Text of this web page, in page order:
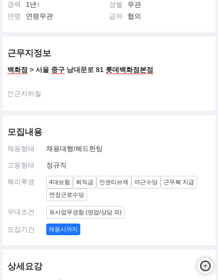
경력
1년↑ 성별
무관
연령
연령무관 급여 협의
근무지정보
백화점 > 서울 중구 남대문로 81 롯데백화점본점
인근지하철
모집내용
채용형태 채용대행/헤드헌팅
고용형태 정규직
복리후생 4대보험 퇴직금 인센티브제 야근수당
근무복 지급
연장근로수당
우대조건 유사업무경험 (영업/상담 외)
모집기간 채용시까지
상세요강